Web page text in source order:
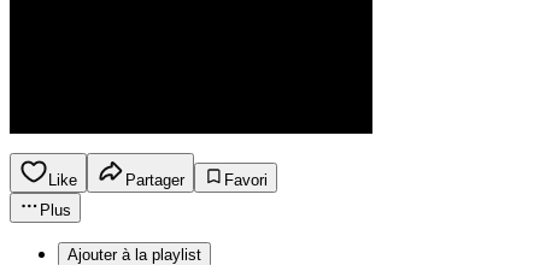
Like Partager
Favori
Plus
Ajouter à la playlist